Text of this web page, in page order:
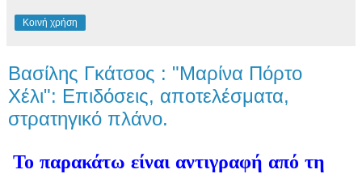
Κοινή χρήση
Βασίλης Γκάτσος : "Μαρίνα Πόρτο
Χέλι": Επιδόσεις, αποτελέσματα,
στρατηγικό πλάνο.
Το παρακάτω είναι αντιγραφή από τη